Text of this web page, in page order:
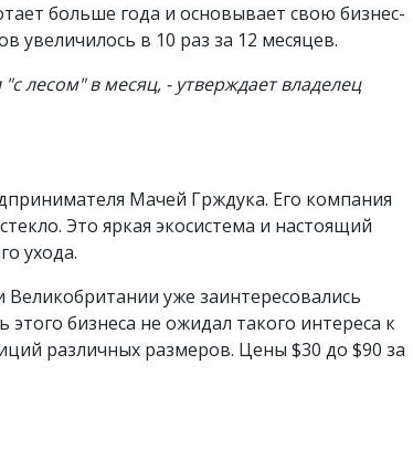
больше года и основывает свою бизнес-
увеличилось в 10 раз за 12 месяцев.
лесом" в месяц, - утверждает владелец
Мачей Грждука. Его компания
Это яркая экосистема и настоящий
ухода.
уже заинтересовались
бизнеса не ожидал такого интереса к
различных размеров. Цены $30 до $90 за